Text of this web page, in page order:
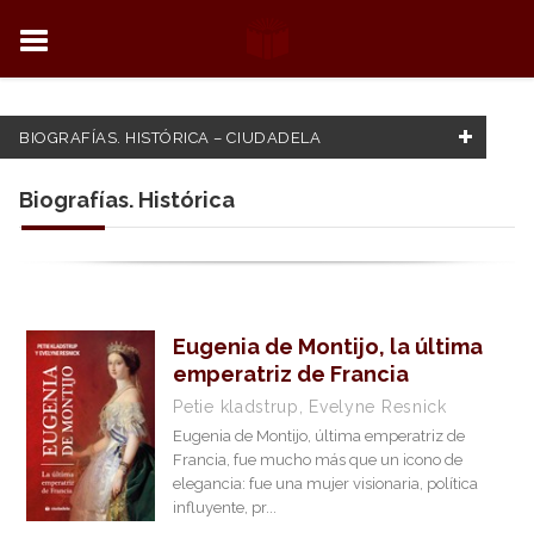
BIOGRAFÍAS. HISTÓRICA – CIUDADELA
FILTRADO POR:
Actualidad
Biografías. Histórica
Desarrollo personal
Educación y Familia
Biografías. Histórica
Eugenia de Montijo, la última
emperatriz de Francia
Petie kladstrup, Evelyne Resnick
Eugenia de Montijo, última emperatriz de
Francia, fue mucho más que un icono de
elegancia: fue una mujer visionaria, política
influyente, pr...